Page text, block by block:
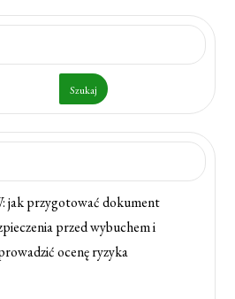
Szukaj
jak przygotować dokument
przed wybuchem i
ocenę ryzyka